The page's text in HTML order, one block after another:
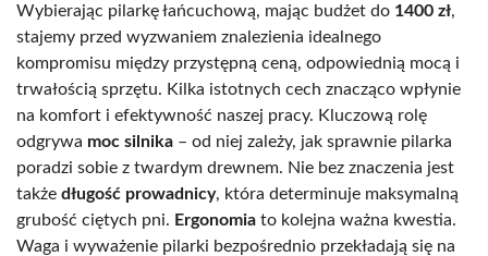
Wybierając pilarkę łańcuchową, mając budżet do 1400 zł,
stajemy przed wyzwaniem znalezienia idealnego
kompromisu między przystępną ceną, odpowiednią mocą i
trwałością sprzętu. Kilka istotnych cech znacząco wpłynie
na komfort i efektywność naszej pracy. Kluczową rolę
odgrywa moc silnika – od niej zależy, jak sprawnie pilarka
poradzi sobie z twardym drewnem. Nie bez znaczenia jest
także długość prowadnicy, która determinuje maksymalną
grubość ciętych pni. Ergonomia to kolejna ważna kwestia.
Waga i wyważenie pilarki bezpośrednio przekładają się na